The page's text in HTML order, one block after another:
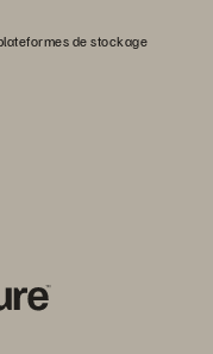
de stockage